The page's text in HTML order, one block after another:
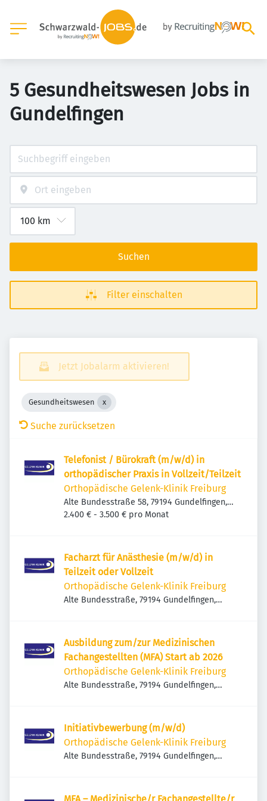
5 Gesundheitswesen Jobs in
Gundelfingen
Suchen
Filter einschalten
Jetzt Jobalarm aktivieren!
Gesundheitswesen
Suche zurücksetzen
Telefonist / Bürokraft (m/w/d) in
orthopädischer Praxis in Vollzeit/Teilzeit
Orthopädische Gelenk-Klinik Freiburg
Alte Bundesstraße 58, 79194 Gundelfingen,
Deutschland
2.400 € - 3.500 € pro Monat
Facharzt für Anästhesie (m/w/d) in
Teilzeit oder Vollzeit
Orthopädische Gelenk-Klinik Freiburg
Alte Bundesstraße, 79194 Gundelfingen,
Ausbildung zum/zur Medizinischen
Fachangestellten (MFA) Start ab 2026
Orthopädische Gelenk-Klinik Freiburg
Alte Bundesstraße, 79194 Gundelfingen,
Initiativbewerbung (m/w/d)
Orthopädische Gelenk-Klinik Freiburg
Alte Bundesstraße, 79194 Gundelfingen,